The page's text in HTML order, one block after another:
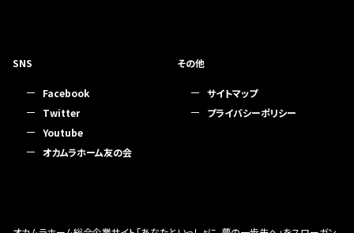
SNS
Facebook
Twitter
Youtube
オカムラホーム友の会
その他
サイトマップ
プライバシーポリシー